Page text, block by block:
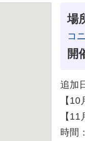
場
コ
開
追加
【
【
時間